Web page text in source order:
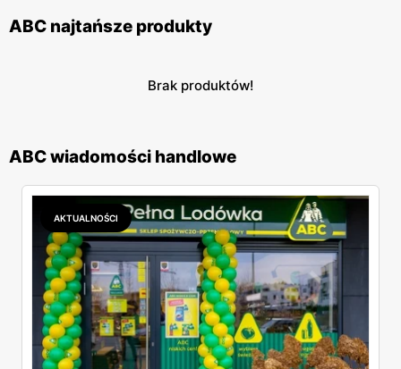
ABC najtańsze produkty
Brak produktów!
ABC wiadomości handlowe
AKTUALNOŚCI